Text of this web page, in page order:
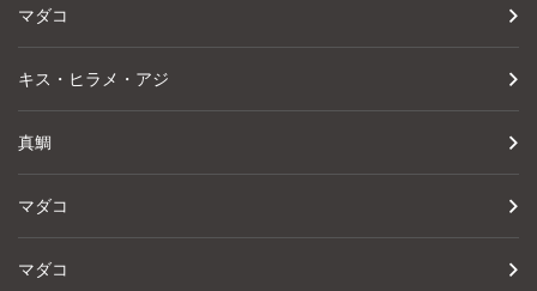
マダコ
キス・ヒラメ・アジ
真鯛
マダコ
マダコ